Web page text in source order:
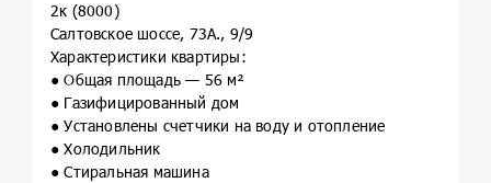
2к (8000)
Салтовское шоссе, 73А., 9/9
Характеристики квартиры:
● Общая площадь — 56 м²
● Газифицированный дом
● Установлены счетчики на воду и отопление
● Холодильник
● Стиральная машина